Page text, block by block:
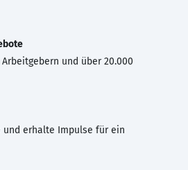
und über 20.000
und erhalte Impulse für ein